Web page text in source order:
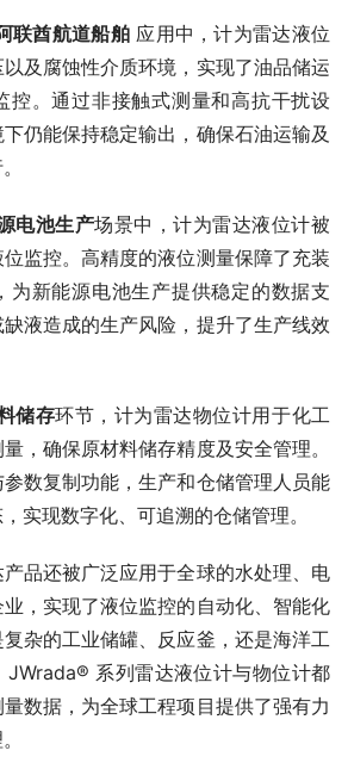
联酋航道船舶 应用中，计为雷达液位
及腐蚀性介质环境，实现了油品储运
控。通过非接触式测量和高抗干扰设
仍能保持稳定输出，确保石油运输及
电池生产场景中，计为雷达液位计被
监控。高精度的液位测量保障了充装
为新能源电池生产提供稳定的数据支
液造成的生产风险，提升了生产线效
储存环节，计为雷达物位计用于化工
，确保原材料储存精度及安全管理。
数复制功能，生产和仓储管理人员能
实现数字化、可追溯的仓储管理。
还被广泛应用于全球的水处理、电
，实现了液位监控的自动化、智能化
杂的工业储罐、反应釜，还是海洋工
JWrada® 系列雷达液位计与物位计都
数据，为全球工程项目提供了强有力